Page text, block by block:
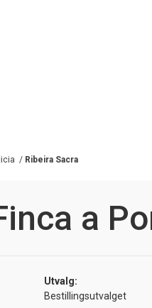
/ Ribeira Sacra
a
Utvalg:
Bestillingsutvalget